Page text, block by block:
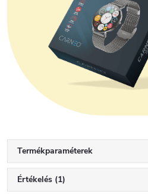
Termékparaméterek
Értékelés (1)